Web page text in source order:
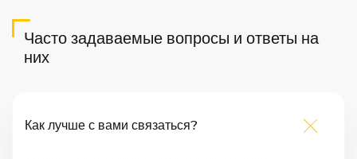
Часто задаваемые вопросы и ответы на
них
Как лучше с вами связаться?